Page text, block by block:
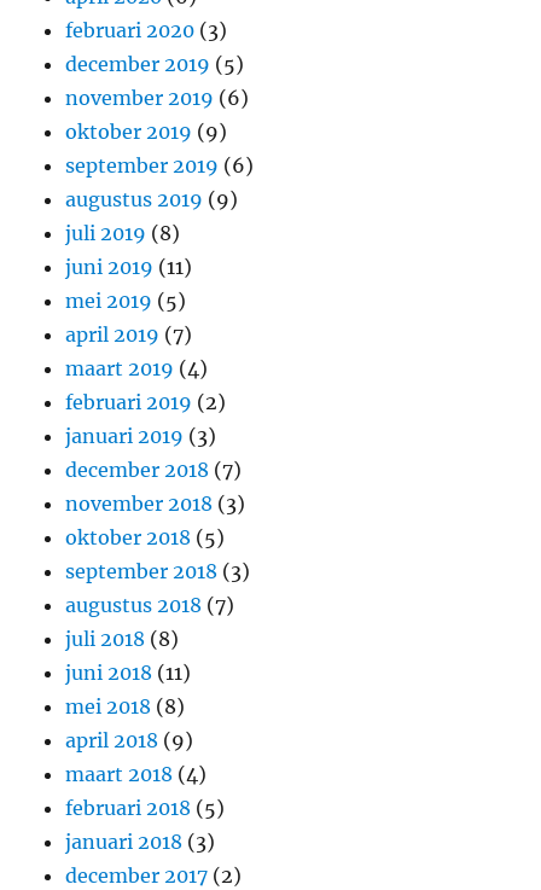
februari 2020 (3)
december 2019 (5)
november 2019 (6)
oktober 2019 (9)
september 2019 (6)
augustus 2019 (9)
juli 2019 (8)
juni 2019 (11)
mei 2019 (5)
april 2019 (7)
maart 2019 (4)
februari 2019 (2)
januari 2019 (3)
december 2018 (7)
november 2018 (3)
oktober 2018 (5)
september 2018 (3)
augustus 2018 (7)
juli 2018 (8)
juni 2018 (11)
mei 2018 (8)
april 2018 (9)
maart 2018 (4)
februari 2018 (5)
januari 2018 (3)
december 2017 (2)